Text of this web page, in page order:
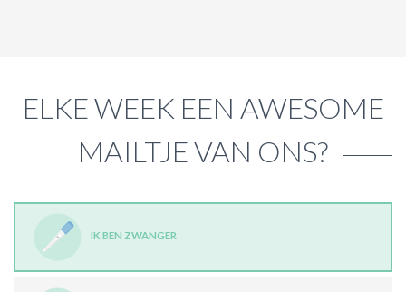
ELKE WEEK EEN AWESOME
MAILTJE VAN ONS?
IK BEN ZWANGER